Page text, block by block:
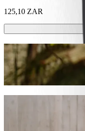
125,10 ZAR
Hulajnóg lub
Poruszaj się po Port
Pobierz aplikację Bolt
Pojedź z
Zalecamy przejazd Bolt,